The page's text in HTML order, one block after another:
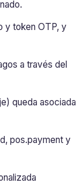
y token OTP, y
a través del
queda asociada
pos.payment y